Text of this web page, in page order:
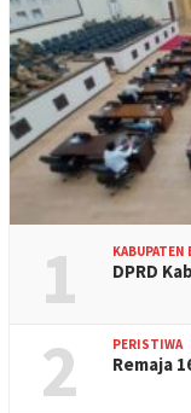
1 KABUPATEN
DPRD
2 PERISTIWA
Remaja